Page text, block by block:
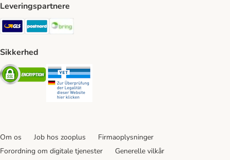
Leveringspartnere
GLS Shipping Method
Postnord Shipping Method
Sikkerhed
Security
Om os Job hos zooplus
Firmaoplysninger
Forordning om digitale tjenester
Generelle vilkår